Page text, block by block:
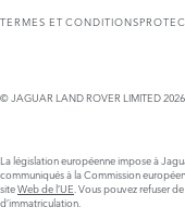
TERMES ET CONDITIONS
© JAGUAR LAND ROVER LIMITED 2026
La législation européenne impose à
communiqués à la Commission
siteWeb de l’UE . Vous pouvez refuser
d’immatriculation.